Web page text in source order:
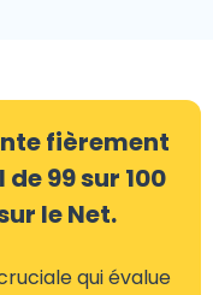
fièrement
99 sur 100
le Net.
qui évalue